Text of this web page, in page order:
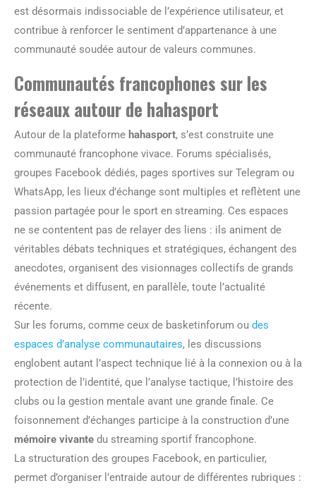
est désormais indissociable de l’expérience utilisateur, et
contribue à renforcer le sentiment d’appartenance à une
communauté soudée autour de valeurs communes.
Communautés francophones sur les
réseaux autour de hahasport
Autour de la plateforme hahasport, s’est construite une
communauté francophone vivace. Forums spécialisés,
groupes Facebook dédiés, pages sportives sur Telegram ou
WhatsApp, les lieux d’échange sont multiples et reflètent une
passion partagée pour le sport en streaming. Ces espaces
ne se contentent pas de relayer des liens : ils animent de
véritables débats techniques et stratégiques, échangent des
anecdotes, organisent des visionnages collectifs de grands
événements et diffusent, en parallèle, toute l’actualité
récente.
Sur les forums, comme ceux de basketinforum ou des
espaces d’analyse communautaires, les discussions
englobent autant l’aspect technique lié à la connexion ou à la
protection de l’identité, que l’analyse tactique, l’histoire des
clubs ou la gestion mentale avant une grande finale. Ce
foisonnement d’échanges participe à la construction d’une
mémoire vivante du streaming sportif francophone.
La structuration des groupes Facebook, en particulier,
permet d’organiser l’entraide autour de différentes rubriques :